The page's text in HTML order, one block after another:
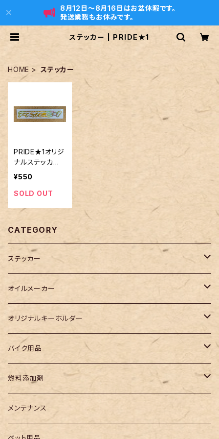
8月12日〜8月16日はお盆休暇です。
発送業務もお休みです。
ステッカー | PRIDE★1
HOME ステッカー
PRIDE★1オリジ
ナルステッカ
ー ゴールドレ
¥550
SOLD OUT
CATEGORY
ステッカー
カッティングステッカー
プリントステッカー
オイルメーカー
WAKO‘S
Racing TaSK(レーシングタスク)
チェーンルブ
ガソリン燃料添加剤
その他メーカー
オリジナルキーホルダー
児島ジーンズキーホルダー
3Dキーホルダー
バイク用品
電装系
ヘッドライトバルブ
燃料添加剤
レーシングタスク
メンテナンス